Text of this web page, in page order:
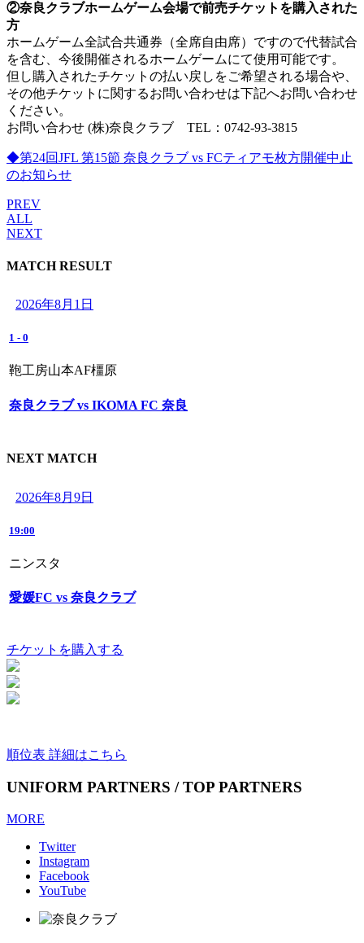
②奈良クラブホームゲーム会場で前売チケットを購入された
方
ホームゲーム全試合共通券（全席自由席）ですので代替試合
を含む、今後開催されるホームゲームにて使用可能です。
但し購入されたチケットの払い戻しをご希望される場合や、
その他チケットに関するお問い合わせは下記へお問い合わせ
ください。
お問い合わせ (株)奈良クラブ TEL：0742-93-3815
◆第24回JFL 第15節 奈良クラブ vs FCティアモ枚方開催中止
のお知らせ
PREV
ALL
NEXT
MATCH RESULT
2026年8月1日
1 - 0
鞄工房山本AF橿原
奈良クラブ vs IKOMA FC 奈良
NEXT MATCH
2026年8月9日
19:00
ニンスタ
愛媛FC vs 奈良クラブ
チケットを購入する
順位表 詳細はこちら
UNIFORM PARTNERS / TOP PARTNERS
MORE
Twitter
Instagram
Facebook
YouTube